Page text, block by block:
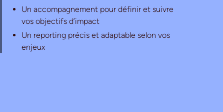
Un accompagnement pour définir et suivre
vos objectifs d’impact
Un reporting précis et adaptable selon vos
enjeux